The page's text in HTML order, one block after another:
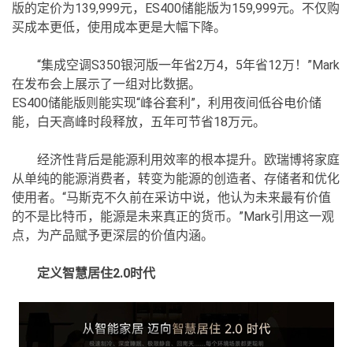
版的定价为139,999元，ES400储能版为159,999元。不仅购
买成本更低，使用成本更是大幅下降。
“集成空调S350银河版一年省2万4，5年省12万！”Mark
在发布会上展示了一组对比数据。
ES400储能版则能实现“峰谷套利”，利用夜间低谷电价储
能，白天高峰时段释放，五年可节省18万元。
经济性背后是能源利用效率的根本提升。欧瑞博将家庭
从单纯的能源消费者，转变为能源的创造者、存储者和优化
使用者。“马斯克不久前在采访中说，他认为未来最有价值
的不是比特币，能源是未来真正的货币。”Mark引用这一观
点，为产品赋予更深层的价值内涵。
定义智慧居住2.0时代